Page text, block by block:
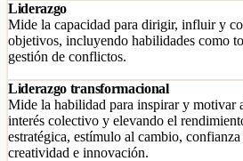
Liderazgo
Mide la capacidad para dirigir, influir y
objetivos, incluyendo habilidades como
gestión de conflictos.
Liderazgo transformacional
Mide la habilidad para inspirar y motivar
interés colectivo y elevando el
estratégica, estímulo al cambio,
creatividad e innovación.